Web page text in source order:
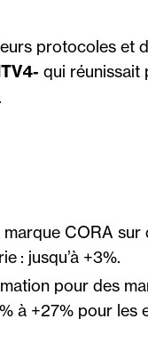
protocoles et
qui réunissait
CORA sur
: jusqu’à +3%.
pour des
à +27% pour les